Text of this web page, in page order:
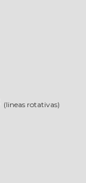
(lineas rotativas)